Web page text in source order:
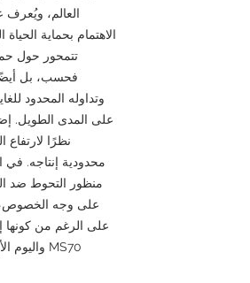
العالم، ويُعرف
الاهتمام بحماية
تتمحور حول
فحسب، بل أيضًا
وتداوله المحدود
على المدى الطويل.
نظرًا
محدودية إنتاجه. في
منظور التحوط ضد
على وجه الخصوص،
MS70 واليوم الأول للإصدار، مما يجعلها فرصة واعدة لتقييم السوق في المستقبل.